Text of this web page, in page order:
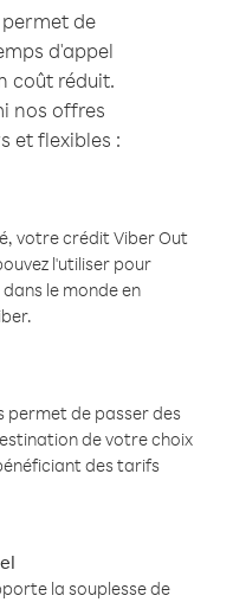
de
d'appel
coût réduit.
nos offres
et flexibles :
votre crédit Viber Out
l'utiliser pour
le monde en
permet de passer des
de votre choix
des tarifs
la souplesse de